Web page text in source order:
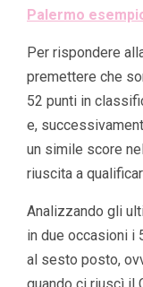
Palermo
Per rispondere
premettere che
52 punti in
e,
un simile score
riuscita a
Analizzando gli
in due occasioni i
al sesto posto,